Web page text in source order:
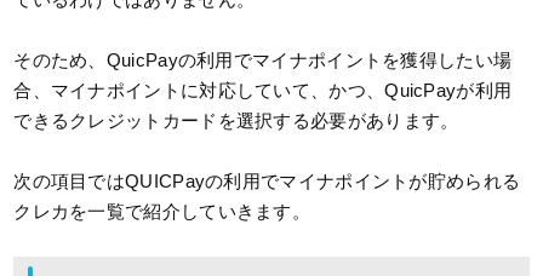
そのため、QuicPayの利用でマイナポイントを獲得したい場
合、マイナポイントに対応していて、かつ、QuicPayが利用
できるクレジットカードを選択する必要があります。
次の項目ではQUICPayの利用でマイナポイントが貯められる
クレカを一覧で紹介していきます。